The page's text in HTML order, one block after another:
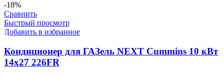
-18%
Сравнить
Быстрый просмотр
Добавить в избранное
Кондиционер для ГАЗель NEXT Cummins 10 кВт
14х27 226FR